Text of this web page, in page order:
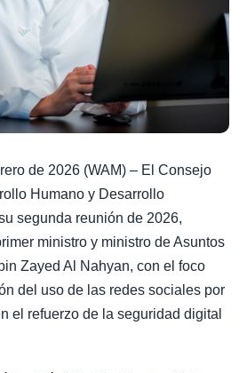
de 2026 (WAM) – El Consejo
Humano y Desarrollo
segunda reunión de 2026,
ministro y ministro de Asuntos
Zayed Al Nahyan, con el foco
del uso de las redes sociales por
el refuerzo de la seguridad digital